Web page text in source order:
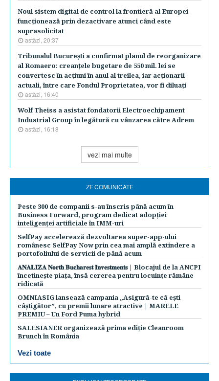
Noul sistem digital de control la frontieră al Europei
funcţionează prin dezactivare atunci când este
suprasolicitat
astăzi, 20:37
Tribunalul Bucureşti a confirmat planul de reorganizare
al Romaero: creanţele bugetare de 550 mil. lei se
convertesc în acţiuni în anul al treilea, iar acţionarii
actuali, între care Fondul Proprietatea, vor fi diluaţi
astăzi, 16:40
Wolf Theiss a asistat fondatorii Electroechipament
Industrial Group în legătură cu vânzarea către Adrem
astăzi, 16:18
vezi mai multe
ZF COMUNICATE
Peste 300 de companii s-au înscris până acum în
Business Forward, program dedicat adopției
inteligenței artificiale în IMM-uri
SelfPay accelerează dezvoltarea super-app-ului
românesc SelfPay Now prin cea mai amplă extindere a
portofoliului de servicii de până acum
𝐀𝐍𝐀𝐋𝐈𝐙𝐀 𝐍𝐨𝐫𝐭𝐡 𝐁𝐮𝐜𝐡𝐚𝐫𝐞𝐬𝐭 𝐈𝐧𝐯𝐞𝐬𝐭𝐦𝐞𝐧𝐭𝐬 | Blocajul de la ANCPI
încetinește piața, însă cererea pentru locuințe rămâne
ridicată
OMNIASIG lansează campania „Asigură-te că ești
câștigător”, cu premii lunare atractive | MARELE
PREMIU – Un Ford Puma hybrid
SALESIANER organizează prima ediție Cleanroom
Brunch în România
Vezi toate